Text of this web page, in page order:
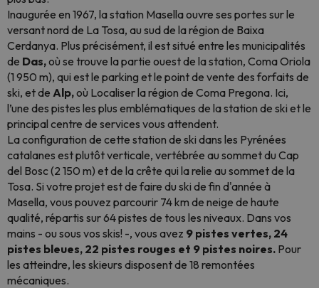
Inaugurée en 1967, la station Masella ouvre ses portes sur le
versant nord de La Tosa, au sud de la région de Baixa
Cerdanya. Plus précisément, il est situé entre les municipalités
de Das,où se trouve la partie ouest de la station, Coma Oriola
(1 950 m), qui est le parking et le point de vente des forfaits de
ski, et de Alp,où Localiser la région de Coma Pregona. Ici,
l’une des pistes les plus emblématiques de la station de ski et le
principal centre de services vous attendent.
La configuration de cette station de ski dans les Pyrénées
catalanes est plutôt verticale, vertébrée au sommet du Cap
del Bosc (2 150 m) et de la crête qui la relie au sommet de la
Tosa. Si votre projet est de faire du ski de fin d'année à
Masella, vous pouvez parcourir 74 km de neige de haute
qualité, répartis sur 64 pistes de tous les niveaux. Dans vos
mains - ou sous vos skis! -, vous avez 9 pistes vertes, 24
pistes bleues, 22 pistes rouges et 9 pistes noires. Pour
les atteindre, les skieurs disposent de 18 remontées
mécaniques.